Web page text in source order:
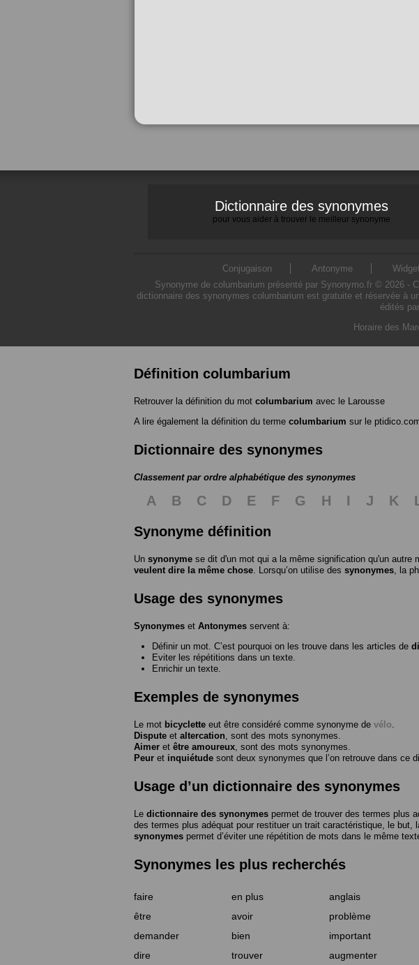
Dictionnaire des synonymes
pour vous aider à trouver le meilleur synonyme
Conjugaison Antonyme
Synonyme de columbarium présenté par Synonymo.fr © 2026 -
dictionnaire des synonymes columbarium est gratuite et réservée à
édités
Horaire des
Définition columbarium
Retrouver la définition du mot columbarium avec le Larousse
A lire également la définition du terme columbarium sur le
Dictionnaire des synonymes
Classement par ordre alphabétique des synonymes
A B C D E F G H I J K
Synonyme définition
Un synonyme se dit d'un mot qui a la même signification qu'un autre
veulent dire la même chose . Lorsqu’on utilise des synonymes , la
Usage des synonymes
Synonymes et Antonymes servent à:
Définir un mot. C’est pourquoi on les trouve dans les articles de
Eviter les répétitions dans un texte.
Enrichir un texte.
Exemples de synonymes
Le mot bicyclette eut être considéré comme synonyme de vélo
Dispute et altercation , sont des mots synonymes.
Aimer et être amoureux , sont des mots synonymes.
Peur et inquiétude sont deux synonymes que l’on retrouve dans ce
Usage d’un dictionnaire des synonymes
Le dictionnaire des synonymes permet de trouver des termes plus
des termes plus adéquat pour restituer un trait caractéristique, le
synonymes permet d’éviter une répétition de mots dans le même
Synonymes les plus recherchés
faire en plus anglais
être
avoir problème
demander
bien important
dire
trouver augmenter